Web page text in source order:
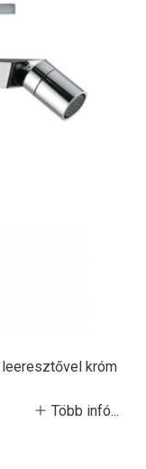
leeresztővel króm
Több infó...